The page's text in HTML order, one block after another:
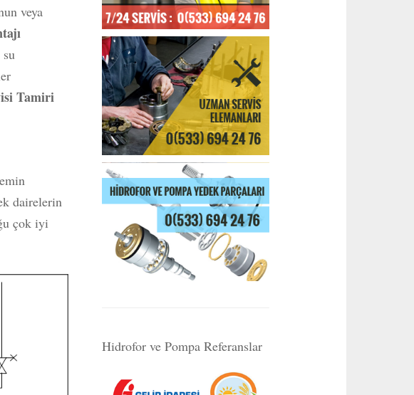
veya
su
Tamiri
dairelerin
çok iyi
Hidrofor ve Pompa Referanslar